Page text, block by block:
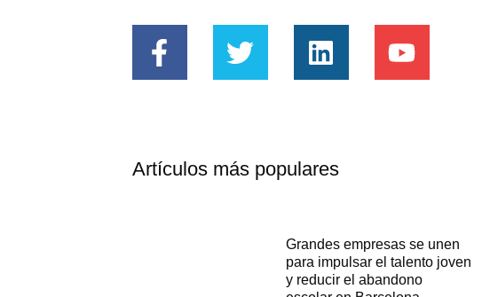
Artículos más populares
Grandes empresas se unen
para impulsar el talento joven
y reducir el abandono